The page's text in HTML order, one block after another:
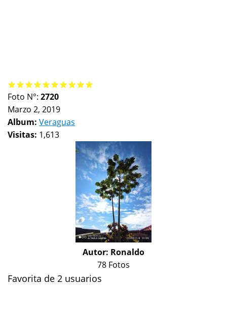
Foto N°: 2720
Marzo 2, 2019
Album: Veraguas
Visitas: 1,613
Autor: Ronaldo
78 Fotos
Favorita de 2 usuarios